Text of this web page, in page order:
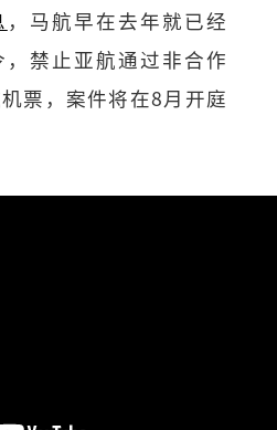
，马航早在去年就已经
禁止亚航通过非合作
票，案件将在8月开庭